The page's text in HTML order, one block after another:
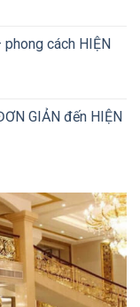
cách HIỆN
GIẢN đến HIỆN